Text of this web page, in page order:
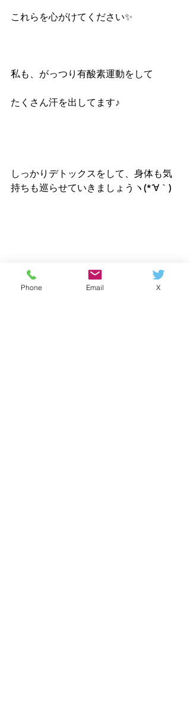
これらを心がけてください✨
私も、がっつり有酸素運動をして
たくさん汗を出してます♪
しっかりデトックスをして、身体も気
持ちも巡らせていきましょうヽ(*´∀｀)
夏至のお参り☀️
Phone Email X